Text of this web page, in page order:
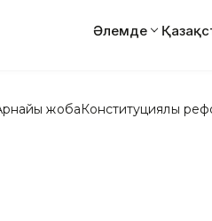
Әлемде
жобаКонституциялық